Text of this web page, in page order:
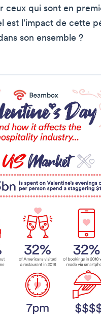
ceux qui sont en
est l'impact de cette
son ensemble ?